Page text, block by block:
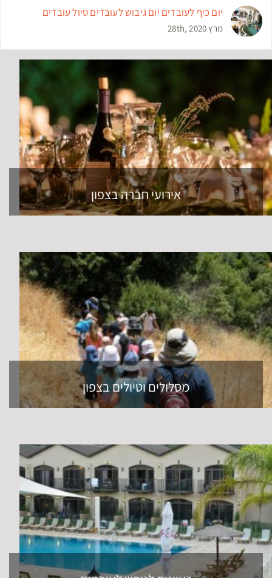
יום כיף לעובדים יום גיבוש לעובדים טיול עובדים
מרץ 28th, 2020
אירועי חברה בצפון
מסלולים וטיולים בצפון